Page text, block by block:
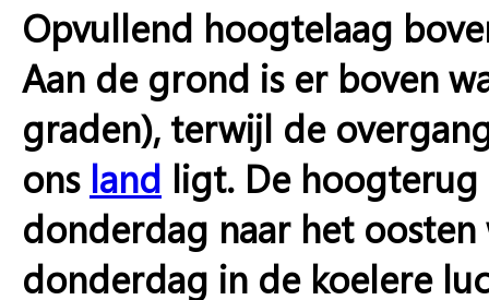
Opvullend hoogtelaag
Aan de grond is er boven
graden), terwijl de
ons land ligt. De hoogterug
donderdag naar het
donderdag in de koelere